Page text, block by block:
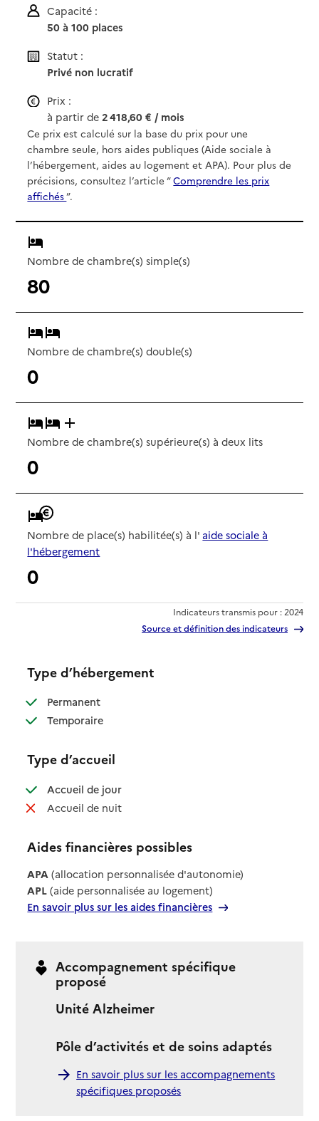
Capacité :
50 à 100 places
Statut :
Privé non lucratif
Prix :
à partir de2 418,60 € / mois
Ce prix est calculé sur la base du prix pour une
chambre seule, hors aides publiques (Aide sociale à
l’hébergement, aides au logement et APA). Pour plus de
précisions, consultez l’article “Comprendre les prix
affichés”.
Nombre de chambre(s) simple(s)
80
Nombre de chambre(s) double(s)
0
Nombre de chambre(s) supérieure(s) à deux lits
0
Nombre de place(s) habilitée(s) à l' aide sociale à
l'hébergement
0
Indicateurs transmis pour : 2024
Source et définition des indicateurs
Type d’hébergement
Permanent: disponible
Temporaire: disponible
Type d’accueil
Accueil de jour: disponible
Accueil de nuit: non disponible
Aides financières possibles
APA (allocation personnalisée d'autonomie)
APL (aide personnalisée au logement)
En savoir plus sur les aides financières
Accompagnement spécifique
proposé
Unité Alzheimer
Pôle d’activités et de soins adaptés
En savoir plus sur les accompagnements
spécifiques proposés